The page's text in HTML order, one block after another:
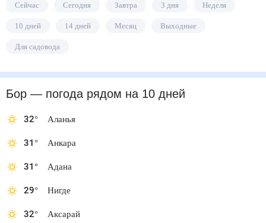
Сейчас Сегодня Завтра 3 дня Неделя
10 дней 14 дней Месяц Выходные
Для садовода
Бор — погода рядом на 10 дней
32° Аланья
31° Анкара
31° Адана
29° Нигде
32° Аксарай